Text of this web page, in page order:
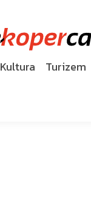
Kultura Turizem